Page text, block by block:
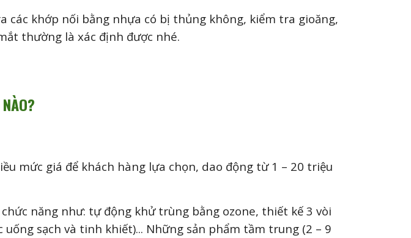
các khớp nối bằng nhựa có bị thủng không, kiểm tra gioăng,
thường là xác định được nhé.
mức giá để khách hàng lựa chọn, dao động từ 1 – 20 triệu
năng như: tự động khử trùng bằng ozone, thiết kế 3 vòi
sạch và tinh khiết)... Những sản phẩm tầm trung (2 – 9